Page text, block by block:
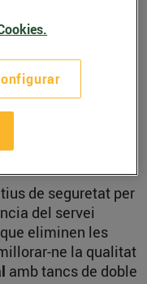
Obertes
al seu sistema
quan vulguis,
busques una
és la millor
renunciar a la
de seguretat per
del servei
que eliminen les
ne la qualitat
amb tancs de doble